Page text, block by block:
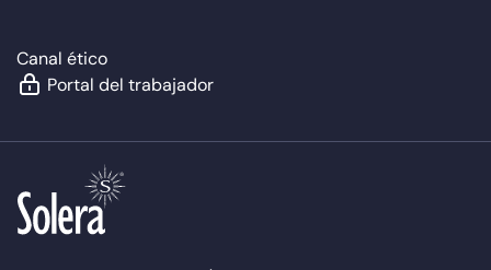
Canal ético
Portal del trabajador